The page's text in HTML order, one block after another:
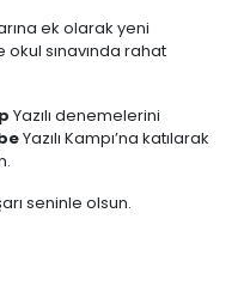
ek olarak yeni
sınavında rahat
Yazılı denemelerini
Yazılı Kampı’na katılarak
seninle olsun.